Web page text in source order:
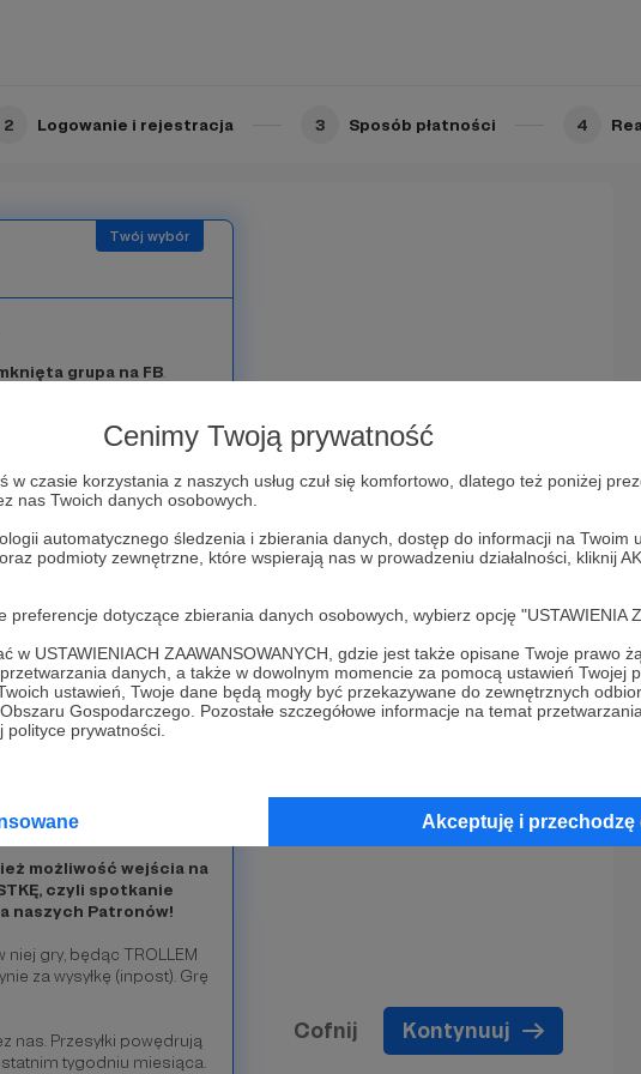
Cenimy Twoją prywatność
w czasie korzystania z naszych usług czuł się komfortowo, dlatego też poniżej
nas Twoich danych osobowych.
automatycznego śledzenia i zbierania danych, dostęp do informacji na Twoim
podmioty zewnętrzne, które wspierają nas w prowadzeniu działalności, kliknij
dotyczące zbierania danych osobowych, wybierz opcję "USTAWIENIA
w USTAWIENIACH ZAAWANSOWANYCH, gdzie jest także opisane Twoje prawo
danych, a także w dowolnym momencie za pomocą ustawień Twojej
ustawień, Twoje dane będą mogły być przekazywane do zewnętrznych
Gospodarczego. Pozostałe szczegółowe informacje na temat
prywatności.
Akceptuję i przechodzę
2 Logowanie i rejestracja 3 Sposób płatności 4
grupa na FB
zakręconych na
umawiać na
Wam trochę kulis
dobrze odnajdziecie
przed ich
treści, jakie mają
tematów
ciekawe opinie na
naszych filmach jako
dla Patronów
gier i
na inny temat - jesteśmy
- będziemy
Patroni
przy puli 59 tysięcy
możliwość wejścia na
czyli spotkanie
naszych Patronów!
gry, będąc TROLLEM
za wysyłkę (inpost). Grę
nas. Przesyłki powędrują
tygodniu miesiąca.
Cofnij Kontynuuj